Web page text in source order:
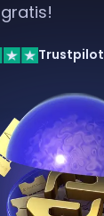
Trustpilot